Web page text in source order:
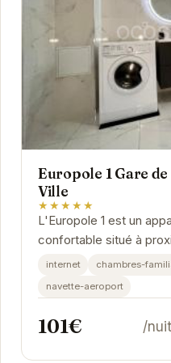
Europole 1 Gare
Ville
★★★★★
L'Europole 1 est un
confortable situé à
centre-ville de
internet chambres-
navette-aeroport
101€ /nuit